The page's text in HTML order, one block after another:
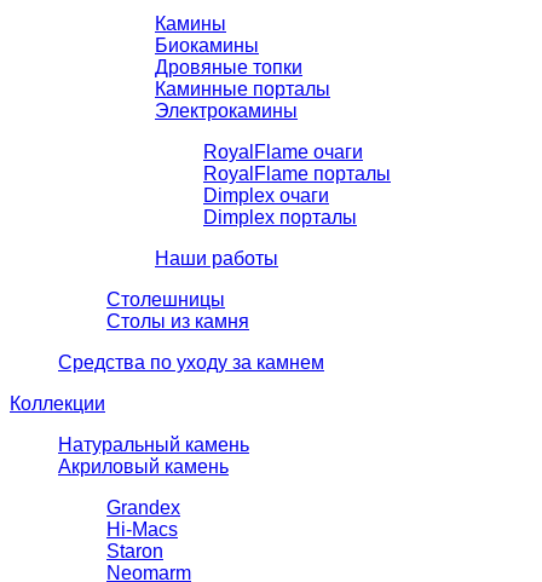
Камины
Биокамины
Дровяные топки
Каминные порталы
Электрокамины
RoyalFlame очаги
RoyalFlame порталы
Dimplex очаги
Dimplex порталы
Наши работы
Столешницы
Столы из камня
Средства по уходу за камнем
Коллекции
Натуральный камень
Акриловый камень
Grandex
Hi-Macs
Staron
Neomarm